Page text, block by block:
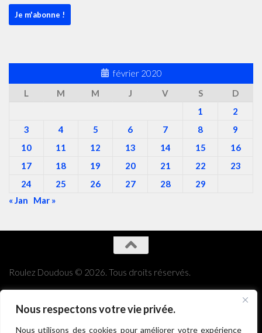
Nous respectons votre vie privée.
Nous utilisons des cookies pour améliorer votre expérience
février 2020
L
M M J V S
D
1
2
3
4 5 6 7 8
9
10
11 12 13 14 15
16
17
18 19 20 21 22
23
24
25 26 27 28
29
« Jan
Mar »
Roulez Doudous © 2026. Tous droits réservés.